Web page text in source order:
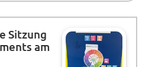
Sitzung
am